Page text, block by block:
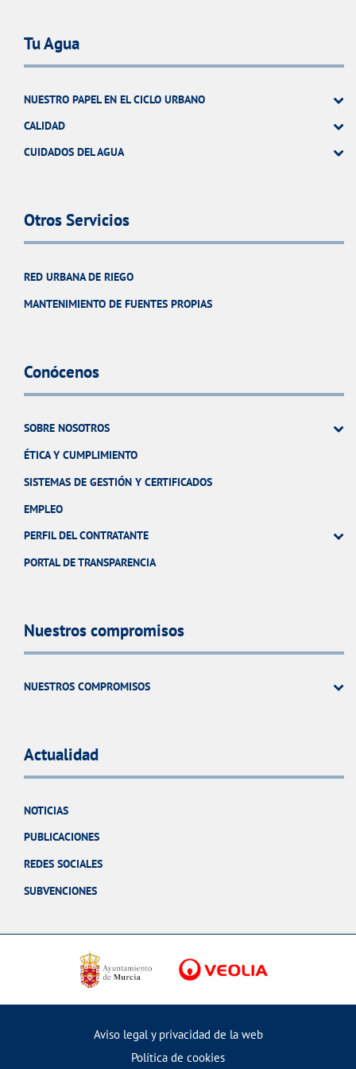
Tu Agua
NUESTRO PAPEL EN EL CICLO URBANO
CALIDAD
CUIDADOS DEL AGUA
Otros Servicios
RED URBANA DE RIEGO
MANTENIMIENTO DE FUENTES PROPIAS
Conócenos
SOBRE NOSOTROS
ÉTICA Y CUMPLIMIENTO
SISTEMAS DE GESTIÓN Y CERTIFICADOS
EMPLEO
PERFIL DEL CONTRATANTE
PORTAL DE TRANSPARENCIA
Nuestros compromisos
NUESTROS COMPROMISOS
Actualidad
NOTICIAS
PUBLICACIONES
REDES SOCIALES
SUBVENCIONES
Aviso legal y privacidad de la web
Política de cookies